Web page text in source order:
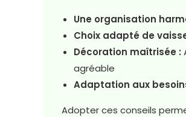
Une organisation
Choix adapté de
Décoration maîtrisée :
agréable
Adaptation aux
Adopter ces conseils